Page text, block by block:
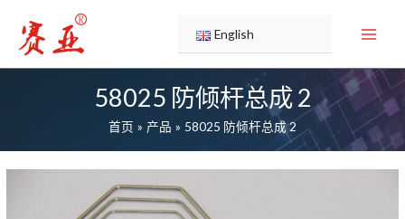
容
English
58025 防倾杆总成 2
首页 产品 58025 防倾杆总成 2